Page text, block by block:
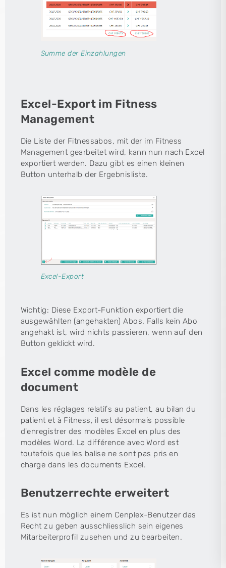
Summe der Einzahlungen
Excel-Export im Fitness
Management
Die Liste der Fitnessabos, mit der im Fitness
Management gearbeitet wird, kann nun nach Excel
exportiert werden. Dazu gibt es einen kleinen
Button unterhalb der Ergebnisliste.
Excel-Export
Wichtig: Diese Export-Funktion exportiert die
ausgewählten (angehakten) Abos. Falls kein Abo
angehakt ist, wird nichts passieren, wenn auf den
Button geklickt wird.
Excel comme modèle de
document
Dans les réglages relatifs au patient, au bilan du
patient et à Fitness, il est désormais possible
d'enregistrer des modèles Excel en plus des
modèles Word. La différence avec Word est
toutefois que les balise ne sont pas pris en
charge dans les documents Excel.
Benutzerrechte erweitert
Es ist nun möglich einem Cenplex-Benutzer das
Recht zu geben ausschliesslich sein eigenes
Mitarbeiterprofil zusehen und zu bearbeiten.